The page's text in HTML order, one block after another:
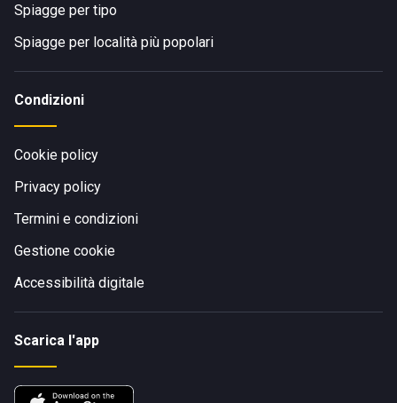
Spiagge per tipo
Spiagge per località più popolari
Condizioni
Cookie policy
Privacy policy
Termini e condizioni
Gestione cookie
Accessibilità digitale
Scarica l'app